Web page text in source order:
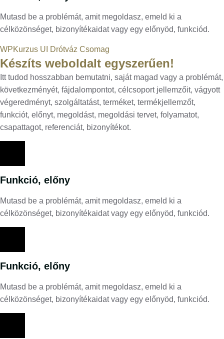
Mutasd be a problémát, amit megoldasz, emeld ki a
célközönséget, bizonyítékaidat vagy egy előnyöd, funkciód.
WPKurzus UI Drótváz Csomag
Készíts weboldalt egyszerűen!
Itt tudod hosszabban bemutatni, saját magad vagy a problémát,
következményét, fájdalompontot, célcsoport jellemzőit, vágyott
végeredményt, szolgáltatást, terméket, termékjellemzőt,
funkciót, előnyt, megoldást, megoldási tervet, folyamatot,
csapattagot, referenciát, bizonyítékot.
Funkció, előny
Mutasd be a problémát, amit megoldasz, emeld ki a
célközönséget, bizonyítékaidat vagy egy előnyöd, funkciód.
Funkció, előny
Mutasd be a problémát, amit megoldasz, emeld ki a
célközönséget, bizonyítékaidat vagy egy előnyöd, funkciód.